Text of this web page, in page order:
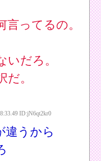
言ってるの。
いだろ。
。
ID:jN6qt2kr0
違うから